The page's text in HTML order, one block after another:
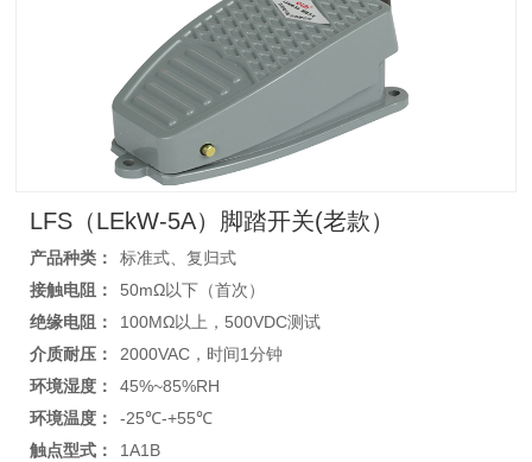
LFS（LEkW-5A）脚踏开关(老款）
产品种类：
标准式、复归式
接触电阻：
50mΩ以下（首次）
绝缘电阻：
100MΩ以上，500VDC测试
介质耐压：
2000VAC，时间1分钟
环境湿度：
45%~85%RH
环境温度：
-25℃-+55℃
触点型式：
1A1B